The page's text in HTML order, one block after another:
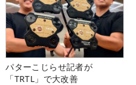
パターこじらせ記者が
「TRTL」で大改善